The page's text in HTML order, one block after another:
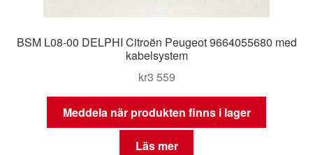
BSM L08-00 DELPHI Citroën Peugeot 9664055680 med
kabelsystem
kr3 559
Meddela när produkten finns i lager
Läs mer